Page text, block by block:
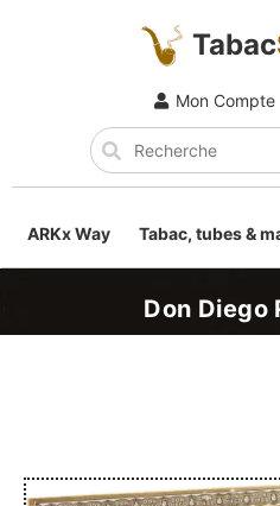
Tabac
Mon Compte
ARKx Way Tabac, tubes &
Don Diego